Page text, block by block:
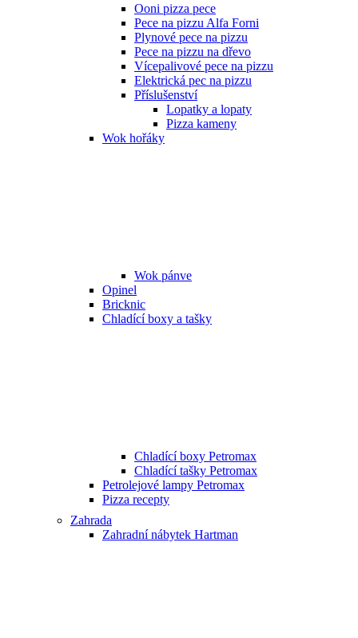
Ooni pizza pece
Pece na pizzu Alfa Forni
Plynové pece na pizzu
Pece na pizzu na dřevo
Vícepalivové pece na pizzu
Elektrická pec na pizzu
Příslušenství
Lopatky a lopaty
Pizza kameny
Wok hořáky
Wok pánve
Opinel
Bricknic
Chladící boxy a tašky
Chladící boxy Petromax
Chladící tašky Petromax
Petrolejové lampy Petromax
Pizza recepty
Zahrada
Zahradní nábytek Hartman